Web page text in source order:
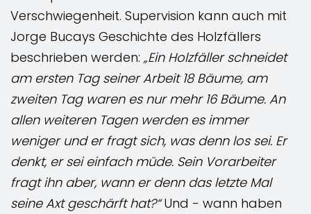
Verschwiegenheit. Supervision kann auch mit
Jorge Bucays Geschichte des Holzfällers
beschrieben werden: „Ein Holzfäller schneidet
am ersten Tag seiner Arbeit 18 Bäume, am
zweiten Tag waren es nur mehr 16 Bäume. An
allen weiteren Tagen werden es immer
weniger und er fragt sich, was denn los sei. Er
denkt, er sei einfach müde. Sein Vorarbeiter
fragt ihn aber, wann er denn das letzte Mal
seine Axt geschärft hat?“Und - wann haben